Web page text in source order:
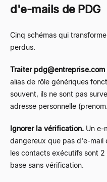
d'e-mails de PDG
Cinq schémas qui
perdus.
Traiter pdg@entreprise.com
alias de rôle génériques
souvent, ils ne sont pas
adresse personnelle
Ignorer la vérification. Un e-
dangereux que pas d'e-mail
les contacts exécutifs sont
base sans vérification.